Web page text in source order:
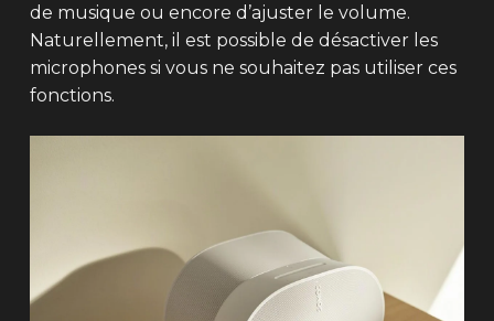
de musique ou encore d’ajuster le volume.
Naturellement, il est possible de désactiver les
microphones si vous ne souhaitez pas utiliser ces
fonctions.